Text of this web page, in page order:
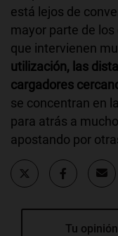
está lejos de
mayor parte de
que intervienen
utilización, las
cargadores
se concentran en
para atrás a
apostando por
Tu